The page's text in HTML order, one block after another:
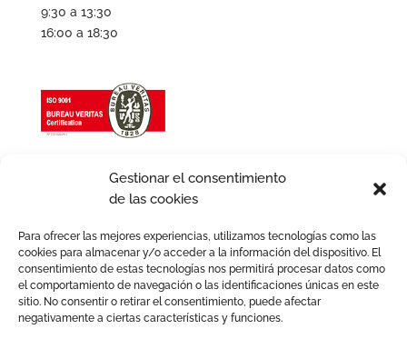
Gestionar el consentimiento
de las cookies
Para ofrecer las mejores experiencias, utilizamos tecnologías como las
cookies para almacenar y/o acceder a la información del dispositivo. El
consentimiento de estas tecnologías nos permitirá procesar datos como
el comportamiento de navegación o las identificaciones únicas en este
sitio. No consentir o retirar el consentimiento, puede afectar
negativamente a ciertas características y funciones.
9:30 a 13:30
16:00 a 18:30